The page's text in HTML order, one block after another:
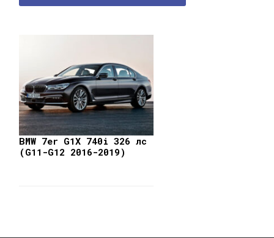
BMW 7er G1X 740i 326 лс
(G11-G12 2016-2019)